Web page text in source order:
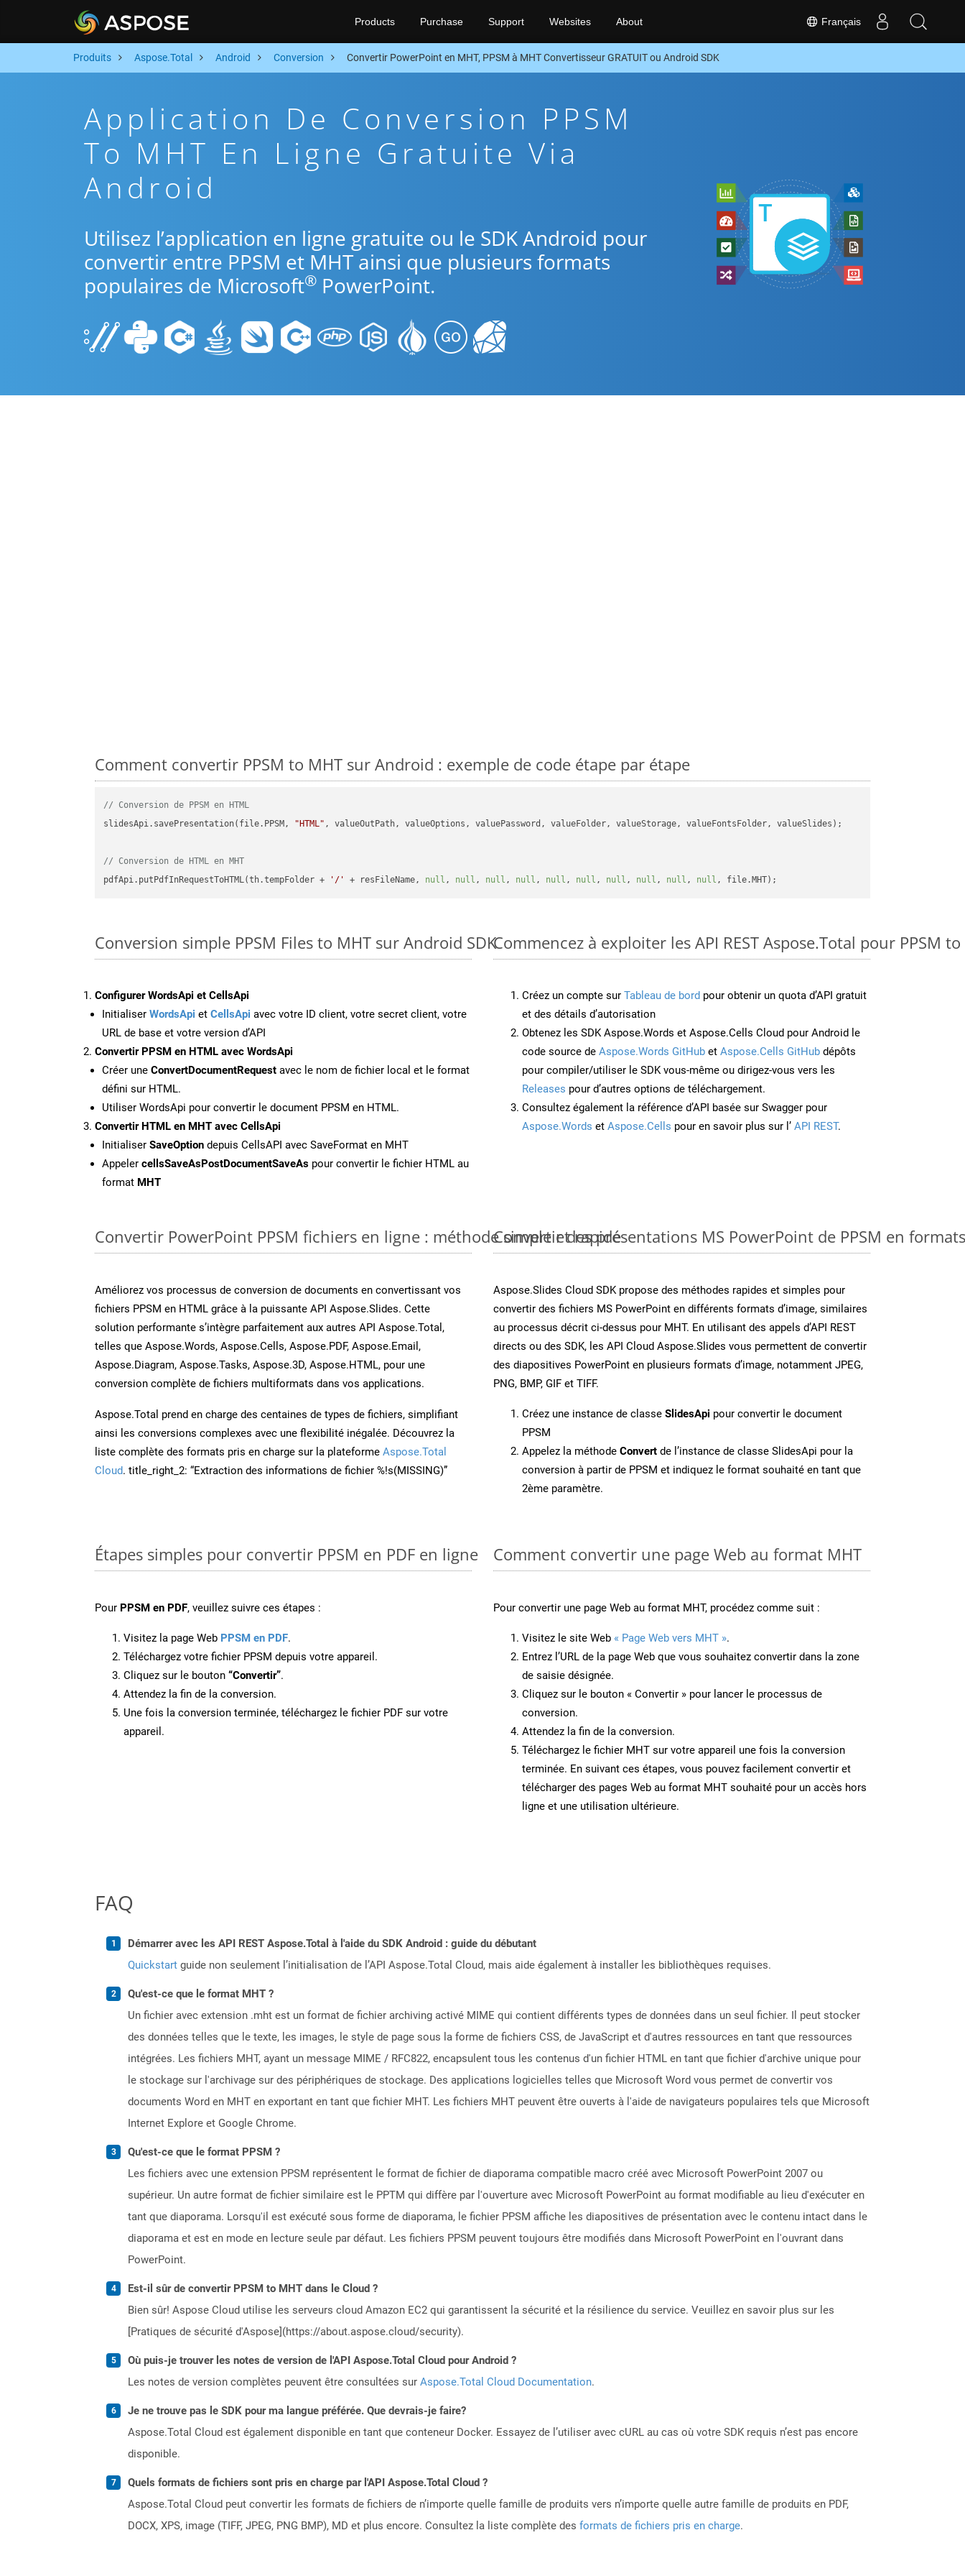
Français
Products Purchase Support Websites About
Produits Aspose.Total Android Conversion Convertir PowerPoint en MHT, PPSM à MHT Convertisseur GRATUIT ou Android SDK
Application De Conversion PPSM
To MHT En Ligne Gratuite Via
Android
Utilisez l’application en ligne gratuite ou le SDK Android pour
convertir entre PPSM et MHT ainsi que plusieurs formats
populaires de Microsoft® PowerPoint.
Comment convertir PPSM to MHT sur Android : exemple de code étape par étape
// Conversion de PPSM en HTML
slidesApi.savePresentation(file.PPSM,
"HTML" , valueOutPath, valueOptions, valuePassword, valueFolder, valueStorage, valueFontsFolder, valueSlides);
// Conversion de HTML en MHT
pdfApi.putPdfInRequestToHTML(th.tempFolder +
'/' + resFileName, null , null , null , null , null , null , null , null , null , null
Conversion simple PPSM Files to MHT sur Android SDK
Configurer WordsApi et CellsApi
Initialiser WordsApi et CellsApi avec votre ID client, votre secret client, votre
URL de base et votre version d’API
Convertir PPSM en HTML avec WordsApi
Créer une ConvertDocumentRequest avec le nom de fichier local et le format
défini sur HTML.
Utiliser WordsApi pour convertir le document PPSM en HTML.
Convertir HTML en MHT avec CellsApi
Initialiser SaveOption depuis CellsAPI avec SaveFormat en MHT
Appeler cellsSaveAsPostDocumentSaveAs pour convertir le fichier HTML au
format MHT
Commencez à exploiter les API REST Aspose.Total pour PPSM
Créez un compte sur Tableau de bord pour obtenir un quota d’API gratuit
et des détails d’autorisation
Obtenez les SDK Aspose.Words et Aspose.Cells Cloud pour Android le
code source de Aspose.Words GitHub et Aspose.Cells GitHub dépôts
pour compiler/utiliser le SDK vous-même ou dirigez-vous vers les
Releases pour d’autres options de téléchargement.
Consultez également la référence d’API basée sur Swagger pour
Aspose.Words et Aspose.Cells pour en savoir plus sur l’ API REST.
Convertir PowerPoint PPSM fichiers en ligne : méthode simple et rapide
Améliorez vos processus de conversion de documents en convertissant vos
fichiers PPSM en HTML grâce à la puissante API Aspose.Slides. Cette
solution performante s’intègre parfaitement aux autres API Aspose.Total,
telles que Aspose.Words, Aspose.Cells, Aspose.PDF, Aspose.Email,
Aspose.Diagram, Aspose.Tasks, Aspose.3D, Aspose.HTML, pour une
conversion complète de fichiers multiformats dans vos applications.
Aspose.Total prend en charge des centaines de types de fichiers, simplifiant
ainsi les conversions complexes avec une flexibilité inégalée. Découvrez la
liste complète des formats pris en charge sur la plateforme Aspose.Total
Cloud. title_right_2: “Extraction des informations de fichier %!s(MISSING)”
Convertir des présentations MS PowerPoint de PPSM en
Aspose.Slides Cloud SDK propose des méthodes rapides et simples pour
convertir des fichiers MS PowerPoint en différents formats d’image, similaires
au processus décrit ci-dessus pour MHT. En utilisant des appels d’API REST
directs ou des SDK, les API Cloud Aspose.Slides vous permettent de convertir
des diapositives PowerPoint en plusieurs formats d’image, notamment JPEG,
PNG, BMP, GIF et TIFF.
Créez une instance de classe SlidesApi pour convertir le document
PPSM
Appelez la méthode Convert de l’instance de classe SlidesApi pour la
conversion à partir de PPSM et indiquez le format souhaité en tant que
2ème paramètre.
Étapes simples pour convertir PPSM en PDF en ligne
Pour PPSM en PDF, veuillez suivre ces étapes :
Visitez la page Web PPSM en PDF.
Téléchargez votre fichier PPSM depuis votre appareil.
Cliquez sur le bouton “Convertir”.
Attendez la fin de la conversion.
Une fois la conversion terminée, téléchargez le fichier PDF sur votre
appareil.
Comment convertir une page Web au format MHT
Pour convertir une page Web au format MHT, procédez comme suit :
Visitez le site Web « Page Web vers MHT ».
Entrez l’URL de la page Web que vous souhaitez convertir dans la zone
de saisie désignée.
Cliquez sur le bouton « Convertir » pour lancer le processus de
conversion.
Attendez la fin de la conversion.
Téléchargez le fichier MHT sur votre appareil une fois la conversion
terminée. En suivant ces étapes, vous pouvez facilement convertir et
télécharger des pages Web au format MHT souhaité pour un accès hors
ligne et une utilisation ultérieure.
FAQ
Démarrer avec les API REST Aspose.Total à l'aide du SDK Android : guide du débutant
Quickstart guide non seulement l’initialisation de l’API Aspose.Total Cloud, mais aide également à installer les bibliothèques requises.
Qu'est-ce que le format MHT ?
Un fichier avec extension .mht est un format de fichier archiving activé MIME qui contient différents types de données dans un seul fichier. Il peut stocker
des données telles que le texte, les images, le style de page sous la forme de fichiers CSS, de JavaScript et d'autres ressources en tant que ressources
intégrées. Les fichiers MHT, ayant un message MIME / RFC822, encapsulent tous les contenus d'un fichier HTML en tant que fichier d'archive unique pour
le stockage sur l'archivage sur des périphériques de stockage. Des applications logicielles telles que Microsoft Word vous permet de convertir vos
documents Word en MHT en exportant en tant que fichier MHT. Les fichiers MHT peuvent être ouverts à l'aide de navigateurs populaires tels que Microsoft
Internet Explore et Google Chrome.
Qu'est-ce que le format PPSM ?
Les fichiers avec une extension PPSM représentent le format de fichier de diaporama compatible macro créé avec Microsoft PowerPoint 2007 ou
supérieur. Un autre format de fichier similaire est le PPTM qui diffère par l'ouverture avec Microsoft PowerPoint au format modifiable au lieu d'exécuter en
tant que diaporama. Lorsqu'il est exécuté sous forme de diaporama, le fichier PPSM affiche les diapositives de présentation avec le contenu intact dans le
diaporama et est en mode en lecture seule par défaut. Les fichiers PPSM peuvent toujours être modifiés dans Microsoft PowerPoint en l'ouvrant dans
PowerPoint.
Est-il sûr de convertir PPSM to MHT dans le Cloud ?
Bien sûr! Aspose Cloud utilise les serveurs cloud Amazon EC2 qui garantissent la sécurité et la résilience du service. Veuillez en savoir plus sur les
[Pratiques de sécurité d'Aspose](https://about.aspose.cloud/security).
Où puis-je trouver les notes de version de l'API Aspose.Total Cloud pour Android ?
Les notes de version complètes peuvent être consultées sur Aspose.Total Cloud Documentation.
Je ne trouve pas le SDK pour ma langue préférée. Que devrais-je faire?
Aspose.Total Cloud est également disponible en tant que conteneur Docker. Essayez de l’utiliser avec cURL au cas où votre SDK requis n’est pas encore
disponible.
Quels formats de fichiers sont pris en charge par l'API Aspose.Total Cloud ?
Aspose.Total Cloud peut convertir les formats de fichiers de n’importe quelle famille de produits vers n’importe quelle autre famille de produits en PDF,
DOCX, XPS, image (TIFF, JPEG, PNG BMP), MD et plus encore. Consultez la liste complète des formats de fichiers pris en charge.